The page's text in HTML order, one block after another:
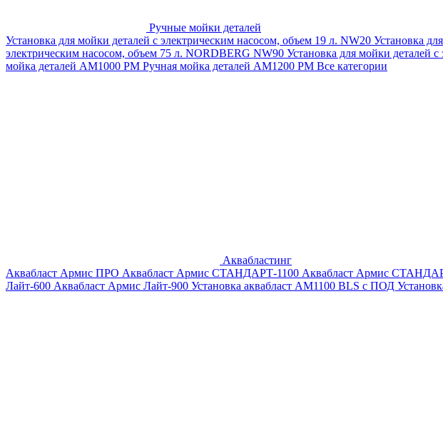
Ручные мойки деталей
Установка для мойки деталей с электрическим насосом, объем 19 л. NW20 Установка
электрическим насосом, объем 75 л. NORDBERG NW90 Установка для мойки деталей
мойка деталей АМ1000 РМ Ручная мойка деталей АМ1200 РМ Все категории
Аквабластинг
Аквабласт Армис ПРО Аквабласт Армис СТАНДАРТ-1100 Аквабласт Армис
Лайт-600 Аквабласт Армис Лайт-900 Установка аквабласт AM1100 BLS с ПОД